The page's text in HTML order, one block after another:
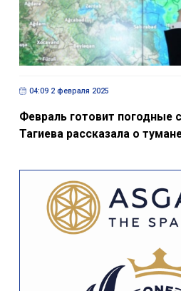
04:09 2 февраля 2025
Февраль готовит погодные
Тагиева рассказала о